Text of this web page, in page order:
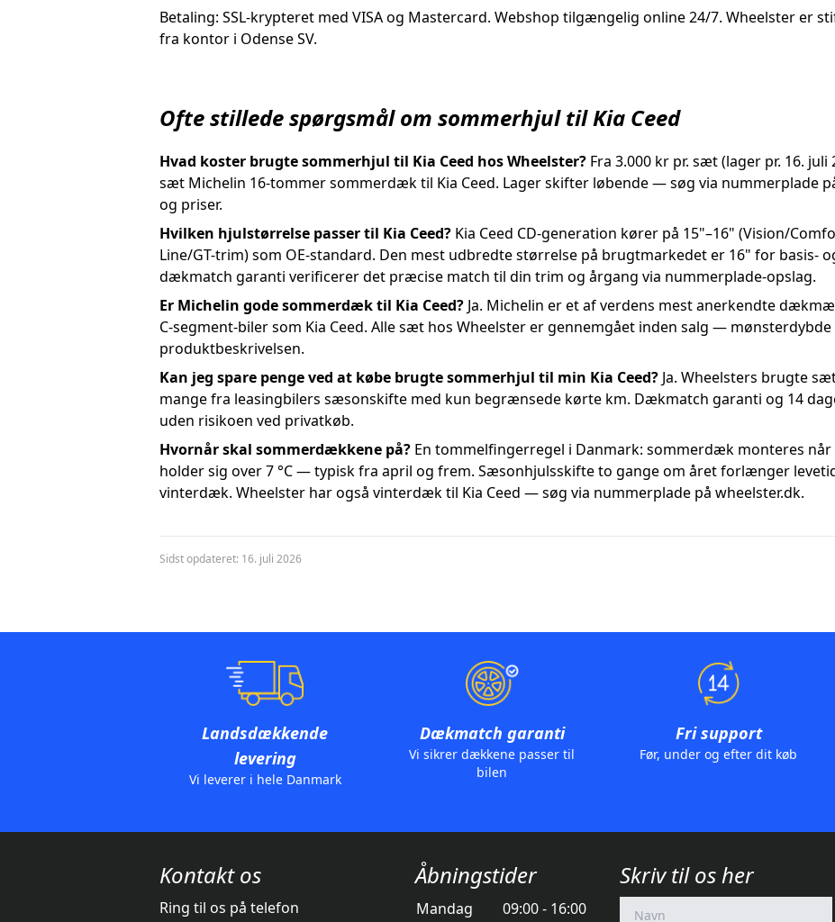
Betaling: SSL-krypteret med VISA og Mastercard. Webshop tilgængelig online 24/7. Wheelster er
fra kontor i Odense SV.
Ofte stillede spørgsmål om sommerhjul til Kia Ceed
Hvad koster brugte sommerhjul til Kia Ceed hos Wheelster?Fra 3.000 kr pr. sæt (lager pr. 16. juli
sæt Michelin 16-tommer sommerdæk til Kia Ceed. Lager skifter løbende — søg via nummerplade
og priser.
Hvilken hjulstørrelse passer til Kia Ceed?Kia Ceed CD-generation kører på 15"–16" (Vision/
Line/GT-trim) som OE-standard. Den mest udbredte størrelse på brugtmarkedet er 16" for basis-
dækmatch garanti verificerer det præcise match til din trim og årgang via nummerplade-opslag.
Er Michelin gode sommerdæk til Kia Ceed?Ja. Michelin er et af verdens mest anerkendte
C-segment-biler som Kia Ceed. Alle sæt hos Wheelster er gennemgået inden salg —
produktbeskrivelsen.
Kan jeg spare penge ved at købe brugte sommerhjul til min Kia Ceed?Ja. Wheelsters brugte
mange fra leasingbilers sæsonskifte med kun begrænsede kørte km. Dækmatch garanti og 14
uden risikoen ved privatkøb.
Hvornår skal sommerdækkene på?En tommelfingerregel i Danmark: sommerdæk monteres
holder sig over 7 °C — typisk fra april og frem. Sæsonhjulsskifte to gange om året forlænger
vinterdæk. Wheelster har også vinterdæk til Kia Ceed — søg via nummerplade på wheelster.dk.
Sidst opdateret: 16. juli 2026
Landsdækkende
levering
Vi leverer i hele Danmark
Dækmatch garanti
Vi sikrer dækkene passer til
bilen
Fri support
Før, under og efter dit køb
Kontakt os
Ring til os på telefon
Åbningstider
Mandag 09:00 - 16:00
Skriv til os her